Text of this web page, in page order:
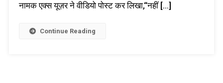
नामक एक्स यूज़र ने वीडियो पोस्ट कर लिखा,“नहीं […]
Continue Reading